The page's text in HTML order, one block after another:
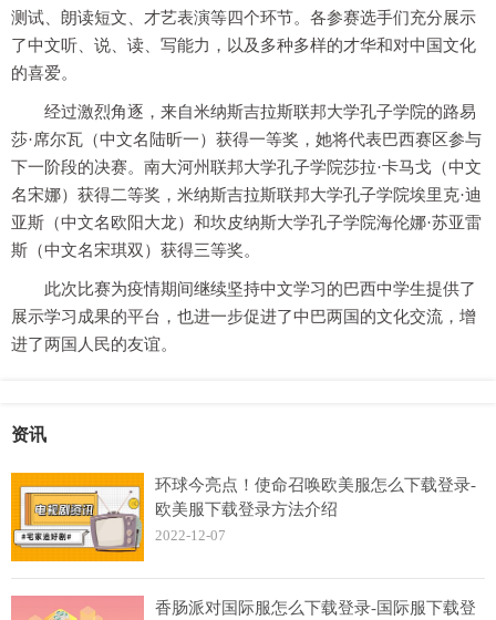
测试、朗读短文、才艺表演等四个环节。各参赛选手们充分展示
了中文听、说、读、写能力，以及多种多样的才华和对中国文化
的喜爱。
经过激烈角逐，来自米纳斯吉拉斯联邦大学孔子学院的路易
莎·席尔瓦（中文名陆昕一）获得一等奖，她将代表巴西赛区参与
下一阶段的决赛。南大河州联邦大学孔子学院莎拉·卡马戈（中文
名宋娜）获得二等奖，米纳斯吉拉斯联邦大学孔子学院埃里克·迪
亚斯（中文名欧阳大龙）和坎皮纳斯大学孔子学院海伦娜·苏亚雷
斯（中文名宋琪双）获得三等奖。
此次比赛为疫情期间继续坚持中文学习的巴西中学生提供了
展示学习成果的平台，也进一步促进了中巴两国的文化交流，增
进了两国人民的友谊。
资讯
环球今亮点！使命召唤欧美服怎么下载登录-
欧美服下载登录方法介绍
2022-12-07
香肠派对国际服怎么下载登录-国际服下载登